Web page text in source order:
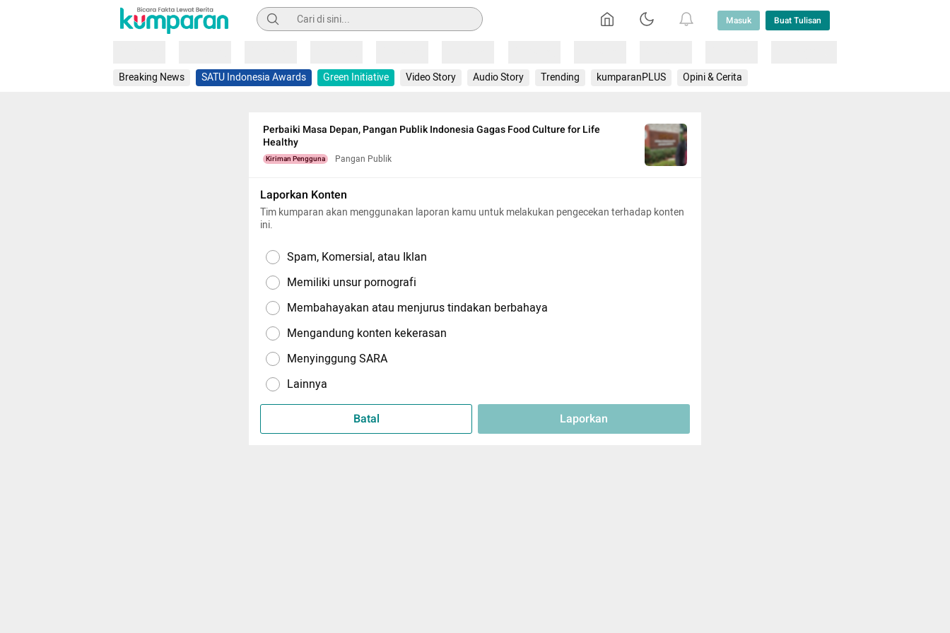
Pencarian Masuk Buat Tulisan
Breaking News SATU Indonesia Awards Green Initiative Video Story Audio Story Trending kumparanPLUS Opini & Cerita
Perbaiki Masa Depan, Pangan Publik Indonesia Gagas Food Culture for Life
Healthy
Kiriman Pengguna Pangan Publik
Laporkan Konten
Tim kumparan akan menggunakan laporan kamu untuk melakukan pengecekan terhadap konten
ini.
Spam, Komersial, atau Iklan
Memiliki unsur pornografi
Membahayakan atau menjurus tindakan berbahaya
Mengandung konten kekerasan
Menyinggung SARA
Lainnya
Batal Laporkan